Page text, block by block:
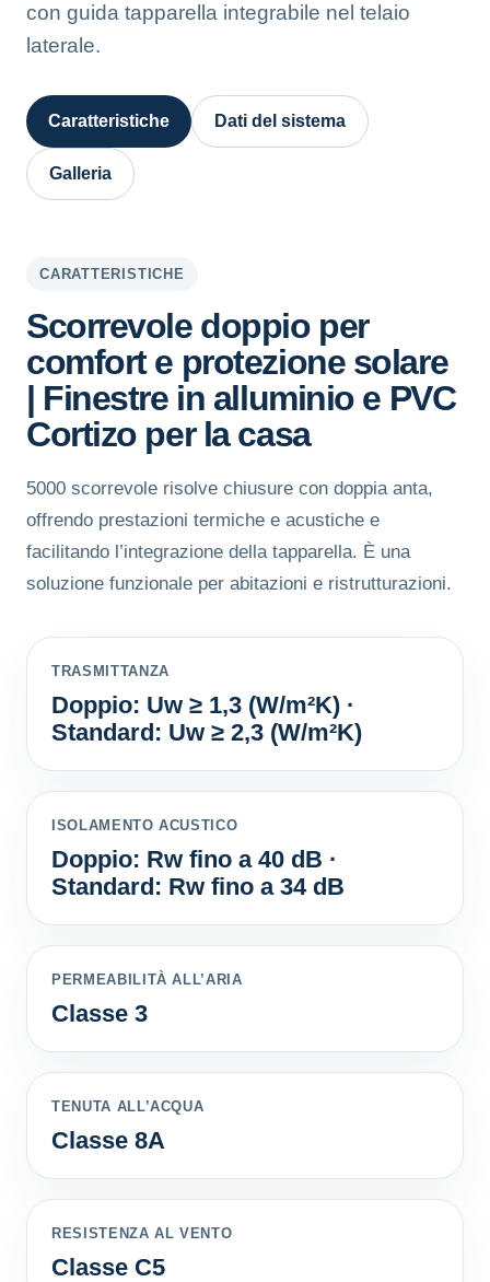
con guida tapparella integrabile nel telaio
laterale.
Caratteristiche Dati del sistema
Galleria
CARATTERISTICHE
Scorrevole doppio per
comfort e protezione solare
| Finestre in alluminio e PVC
Cortizo per la casa
5000 scorrevole risolve chiusure con doppia anta,
offrendo prestazioni termiche e acustiche e
facilitando l’integrazione della tapparella. È una
soluzione funzionale per abitazioni e ristrutturazioni.
TRASMITTANZA
Doppio: Uw ≥ 1,3 (W/m²K) ·
Standard: Uw ≥ 2,3 (W/m²K)
ISOLAMENTO ACUSTICO
Doppio: Rw fino a 40 dB ·
Standard: Rw fino a 34 dB
PERMEABILITÀ ALL’ARIA
Classe 3
TENUTA ALL’ACQUA
Classe 8A
RESISTENZA AL VENTO
Classe C5